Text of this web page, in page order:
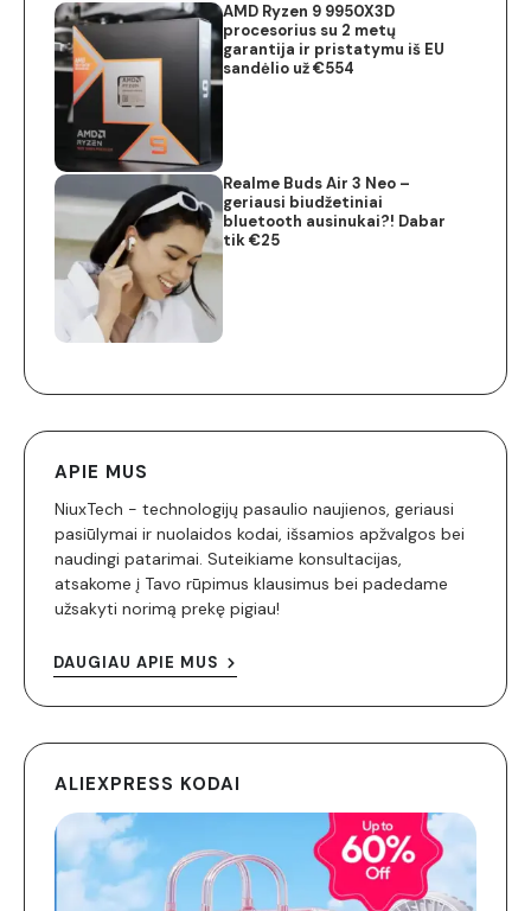
AMD Ryzen 9 9950X3D
procesorius su 2 metų
garantija ir pristatymu iš EU
sandėlio už €554
Realme Buds Air 3 Neo –
geriausi biudžetiniai
bluetooth ausinukai?! Dabar
tik €25
APIE MUS
NiuxTech - technologijų pasaulio naujienos, geriausi
pasiūlymai ir nuolaidos kodai, išsamios apžvalgos bei
naudingi patarimai. Suteikiame konsultacijas,
atsakome į Tavo rūpimus klausimus bei padedame
užsakyti norimą prekę pigiau!
DAUGIAU APIE MUS
ALIEXPRESS KODAI